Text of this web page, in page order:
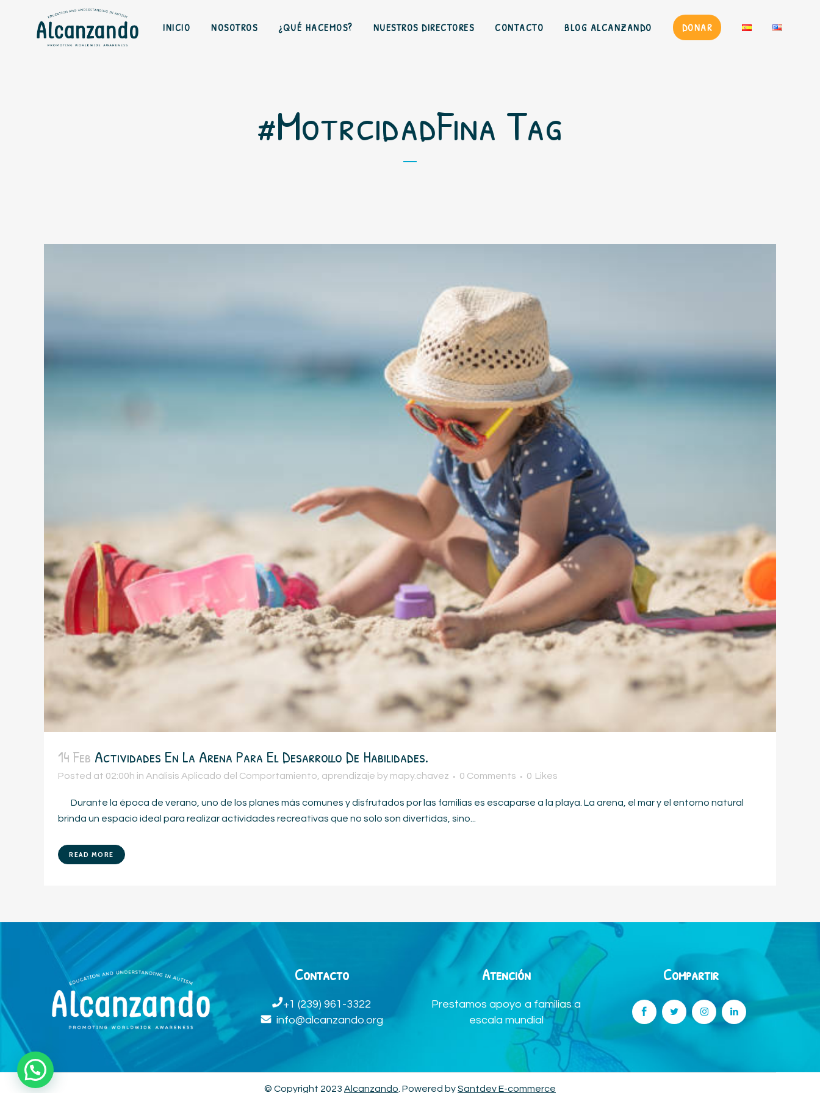
INICIO NOSOTROS ¿QUÉ HACEMOS? NUESTROS DIRECTORES CONTACTO BLOG ALCANZANDO DONAR
#MotrcidadFina Tag
14 Feb Actividades En La Arena Para El Desarrollo De Habilidades.
Posted at 02:00h in Análisis Aplicado del Comportamiento aprendizaje by mapy.chavez 0 Comments 0 Likes
Durante la época de verano, uno de los planes más comunes y disfrutados por las familias es escaparse a la playa. La arena, el mar y el entorno natural
brinda un espacio ideal para realizar actividades recreativas que no solo son divertidas, sino...
READ MORE
Contacto
+1 (239) 961-3322
info@alcanzando.org
Atención
Prestamos apoyo a familias a
escala mundial
Compartir
© Copyright 2023 Alcanzando . Powered bySantdev E-commerce